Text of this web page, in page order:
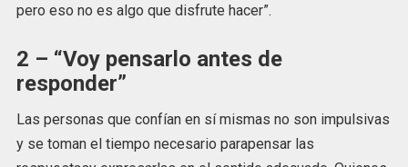
pero eso no es algo que disfrute hacer”.
2 – “Voy pensarlo antes de
responder”
Las personas que confían en sí mismas no son impulsivas
y se toman el tiempo necesario parapensar las